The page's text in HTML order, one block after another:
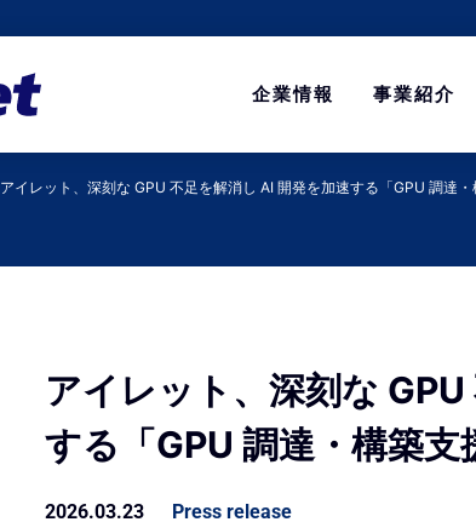
企業情報 事業紹介
アイレット、深刻な GPU 不足を解消し AI 開発を加速する「GPU 調達
アイレット、深刻な
する「GPU 調達・構築
2026.03.23 Press release